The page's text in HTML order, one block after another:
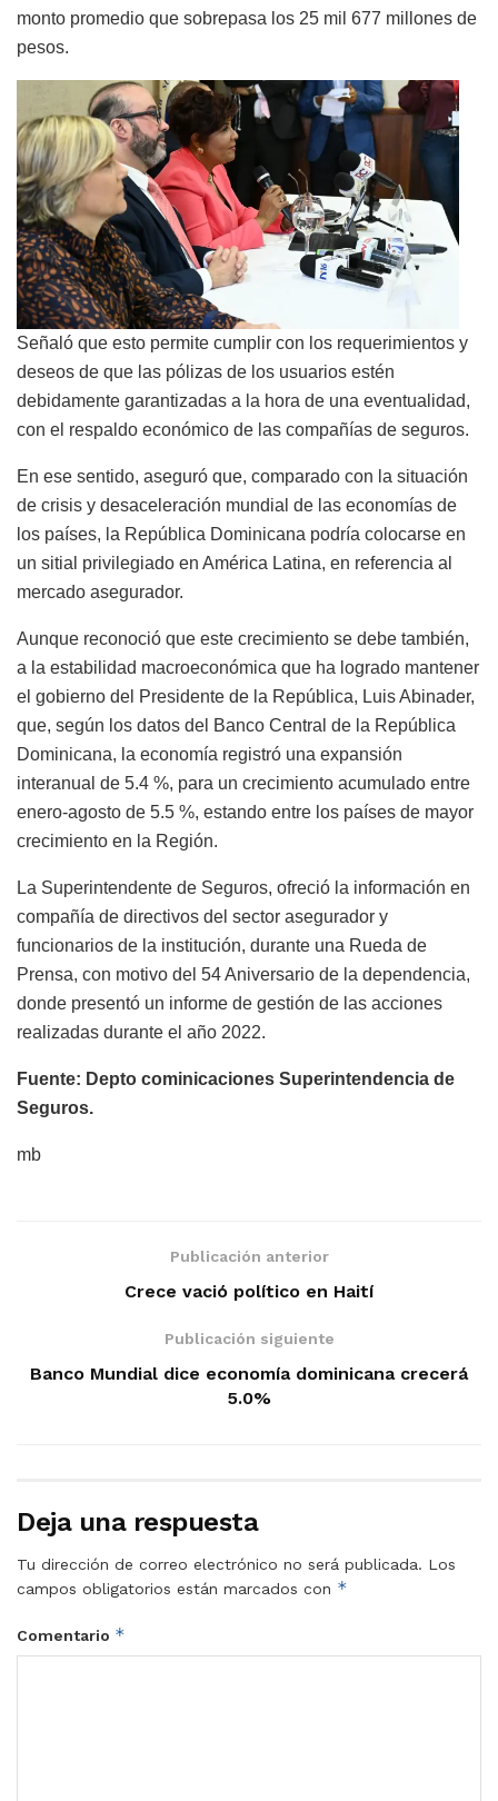
monto promedio que sobrepasa los 25 mil 677 millones de
pesos.
Señaló que esto permite cumplir con los requerimientos y
deseos de que las pólizas de los usuarios estén
debidamente garantizadas a la hora de una eventualidad,
con el respaldo económico de las compañías de seguros.
En ese sentido, aseguró que, comparado con la situación
de crisis y desaceleración mundial de las economías de
los países, la República Dominicana podría colocarse en
un sitial privilegiado en América Latina, en referencia al
mercado asegurador.
Aunque reconoció que este crecimiento se debe también,
a la estabilidad macroeconómica que ha logrado mantener
el gobierno del Presidente de la República, Luis Abinader,
que, según los datos del Banco Central de la República
Dominicana, la economía registró una expansión
interanual de 5.4 %, para un crecimiento acumulado entre
enero-agosto de 5.5 %, estando entre los países de mayor
crecimiento en la Región.
La Superintendente de Seguros, ofreció la información en
compañía de directivos del sector asegurador y
funcionarios de la institución, durante una Rueda de
Prensa, con motivo del 54 Aniversario de la dependencia,
donde presentó un informe de gestión de las acciones
realizadas durante el año 2022.
Fuente: Depto cominicaciones Superintendencia de
Seguros.
mb
Publicación anterior
Crece vació político en Haití
Publicación siguiente
Banco Mundial dice economía dominicana crecerá
5.0%
Deja una respuesta
Tu dirección de correo electrónico no será publicada. Los
campos obligatorios están marcados con *
Comentario *